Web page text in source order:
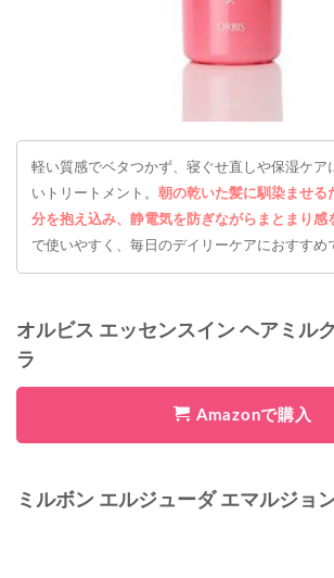
軽い質感でベタつかず、寝ぐせ直しや保湿ケア
いトリートメント。 朝の乾いた髪に馴染ませる
分を抱え込み、静電気を防ぎながらまとまり感
で使いやすく、毎日のデイリーケアにおすすめ
オルビス エッセンスイン ヘアミル
ラ
Amazonで購入
ミルボン エルジューダ エマルジョ